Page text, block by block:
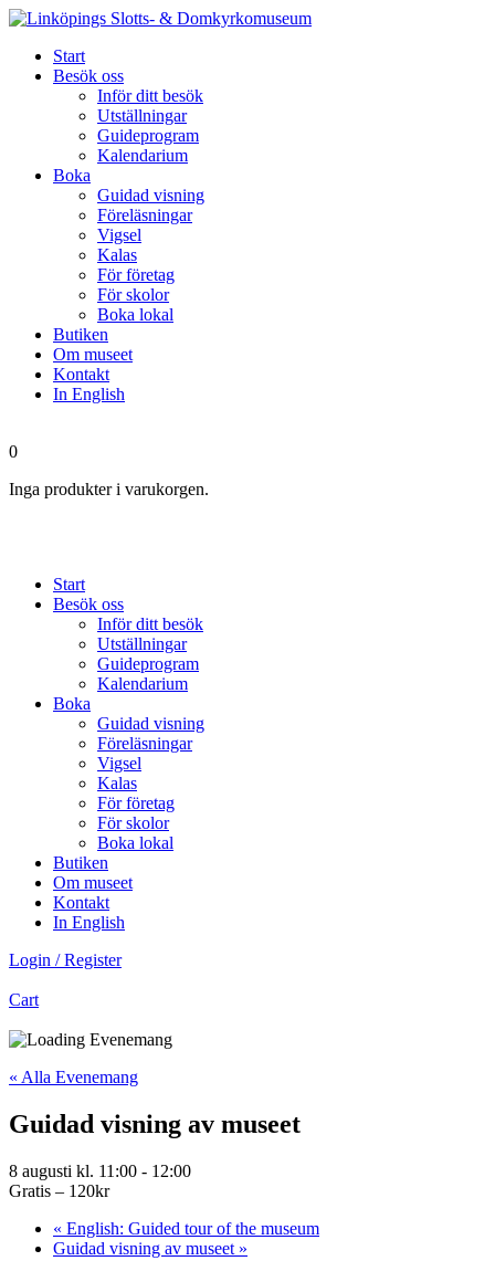
Start
Besök oss
Inför ditt besök
Utställningar
Guideprogram
Kalendarium
Boka
Guidad visning
Föreläsningar
Vigsel
Kalas
För företag
För skolor
Boka lokal
Butiken
Om museet
Kontakt
In English
0
Inga produkter i varukorgen.
Start
Besök oss
Inför ditt besök
Utställningar
Guideprogram
Kalendarium
Boka
Guidad visning
Föreläsningar
Vigsel
Kalas
För företag
För skolor
Boka lokal
Butiken
Om museet
Kontakt
In English
Login / Register
Cart
« Alla Evenemang
Guidad visning av museet
8 augusti kl. 11:00 - 12:00
Gratis – 120kr
« English: Guided tour of the museum
Guidad visning av museet »